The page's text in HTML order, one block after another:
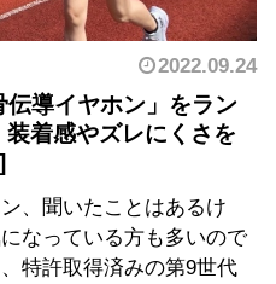
2022.09.24
導イヤホン」をラン
着感やズレにくさを
、聞いたことはあるけ
なっている方も多いので
特許取得済みの第9世代